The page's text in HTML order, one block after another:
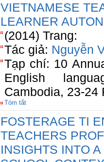
VIETNAMESE
LEARNER
(2014) Trang:
Tác giả: Nguyễn
Tạp chí: 10
English
Cambodia, 23-24
Tóm tắt
FOSTERAGE TI
TEACHERS
INSIGHTS INTO